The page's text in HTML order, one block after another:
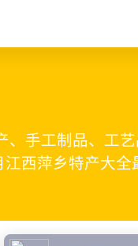
手工制品、工
西萍乡特产大全